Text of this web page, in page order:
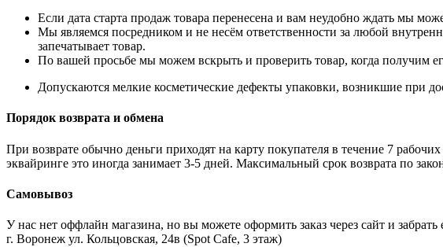
Если дата старта продаж товара перенесена и вам неудобно ждать мы
Мы являемся посредником и не несём ответственности за любой
запечатывает товар.
По вашей просьбе мы можем вскрыть и проверить товар, когда получим
Допускаются мелкие косметические дефекты упаковки, возникшие при
Порядок возврата и обмена
При возврате обычно деньги приходят на карту покупателя в течение 7
эквайринге это иногда занимает 3-5 дней. Максимальный срок возврата по
Самовывоз
У нас нет оффлайн магазина, но вы можете оформить заказ через сайт и забрать
г. Воронеж ул. Кольцовская, 24в (Spot Cafe, 3 этаж)